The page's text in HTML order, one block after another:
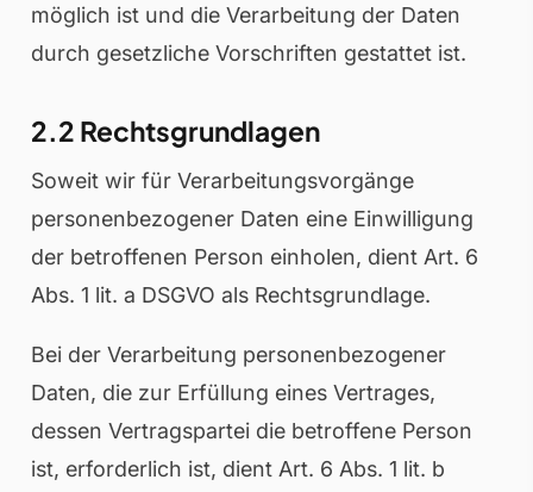
möglich ist und die Verarbeitung der Daten
durch gesetzliche Vorschriften gestattet ist.
2.2 Rechtsgrundlagen
Soweit wir für Verarbeitungsvorgänge
personenbezogener Daten eine Einwilligung
der betroffenen Person einholen, dient Art. 6
Abs. 1 lit. a DSGVO als Rechtsgrundlage.
Bei der Verarbeitung personenbezogener
Daten, die zur Erfüllung eines Vertrages,
dessen Vertragspartei die betroffene Person
ist, erforderlich ist, dient Art. 6 Abs. 1 lit. b